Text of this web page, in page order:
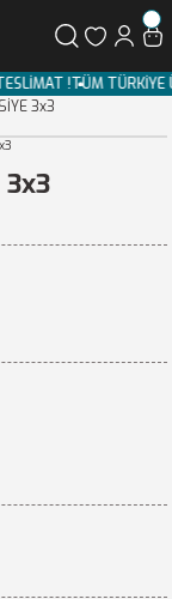
TESLİMAT !TÜM
3x3
3x3